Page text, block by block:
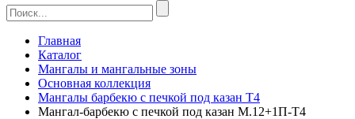
Главная
Каталог
Мангалы и мангальные зоны
Основная коллекция
Мангалы барбекю с печкой под казан Т4
Мангал-барбекю с печкой под казан М.12+1П-Т4